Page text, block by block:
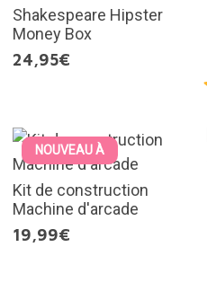
Shakespeare Hipster
Money Box
24,95€
NOUVEAU À
Kit de construction
Machine d'arcade
19,99€